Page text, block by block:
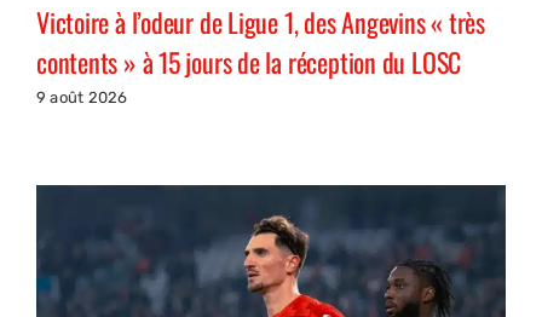
Victoire à l’odeur de Ligue 1, des Angevins « très
contents » à 15 jours de la réception du LOSC
9 août 2026